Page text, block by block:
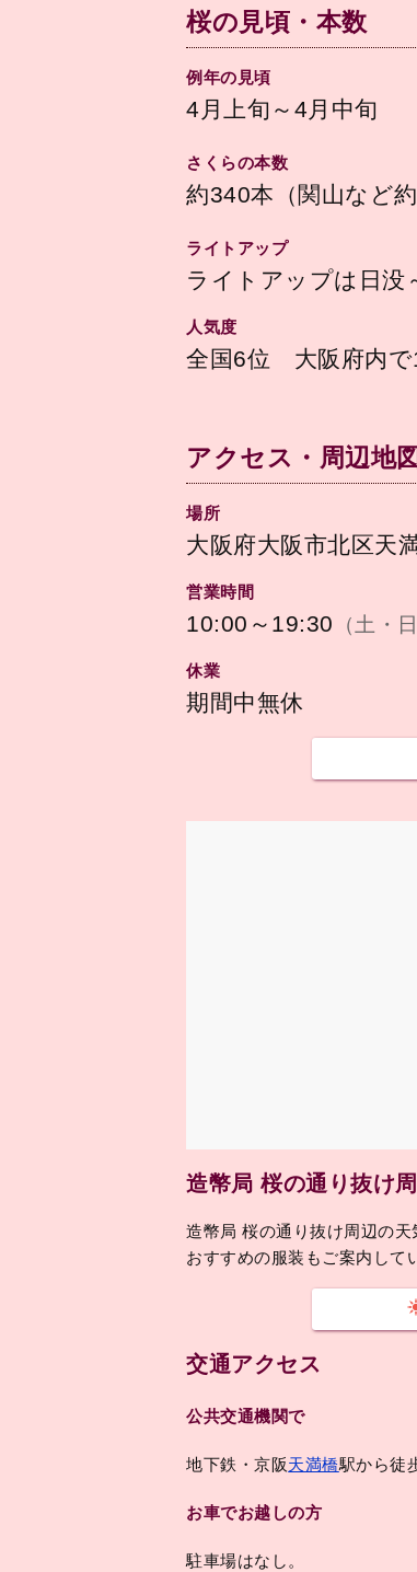
桜の見頃・本数
例年の見頃
4月上旬～4月中旬
さくらの本数
約340本（関山など約
ライトアップ
ライトアップは日没
人気度
全国6位 大阪府内で
アクセス・周辺地図
場所
大阪府大阪市北区天
営業時間
10:00～19:30 （土・
休業
期間中無休
造幣局 桜の通り抜け
造幣局 桜の通り抜け周辺の
おすすめの服装もご案内して
交通アクセス
公共交通機関で
地下鉄・京阪天満橋駅から徒
お車でお越しの方
駐車場はなし。